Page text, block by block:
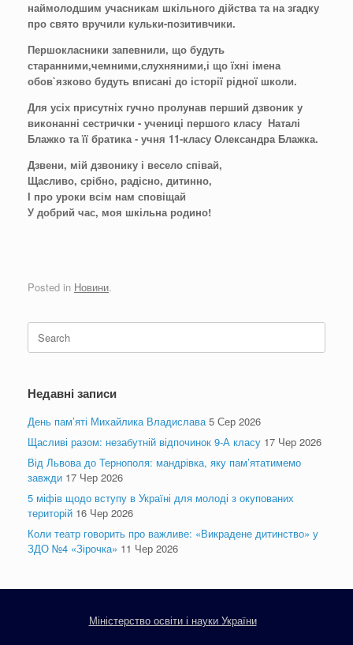
наймолодшим учасникам шкільного дійства та на згадку
про свято вручили кульки-позитивчики.
Першокласники запевнили, що будуть
старанними,чемними,слухняними,і що їхні імена
обов`язково будуть вписані до історії рідної школи.
Для усіх присутніх гучно пролунав перший дзвоник у
виконанні сестрички - учениці першого класу Наталі
Блажко та її братика - учня 11-класу Олександра Блажка.
Дзвени, мій дзвонику і весело співай,
Щасливо, срібно, радісно, дитинно,
І про уроки всім нам сповіщай
У добрий час, моя шкільна родино!
Posted in Новини.
Search
for:
Недавні записи
День пам’яті Михайлика Владислава 5 Сер 2026
Щасливі разом: незабутній відпочинок 9-А класу 17 Чер 2026
Від Львова до Тернополя: мандрівка, яку пам’ятатимемо
завжди 17 Чер 2026
5 міфів щодо вступу в Україні для молоді з окупованих
територій 16 Чер 2026
Коли театр говорить про важливе: «Викрадене дитинство» у
ЗДО №4 «Зірочка» 11 Чер 2026
Міністерство освіти і науки України